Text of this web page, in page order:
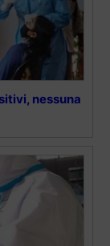
nessuna